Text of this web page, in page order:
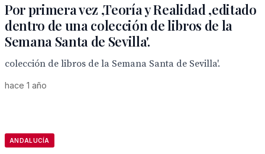
Por primera vez ,Teoría y Realidad ,editado
dentro de una colección de libros de la
Semana Santa de Sevilla'.
colección de libros de la Semana Santa de Sevilla'.
hace 1 año
ANDALUCÍA